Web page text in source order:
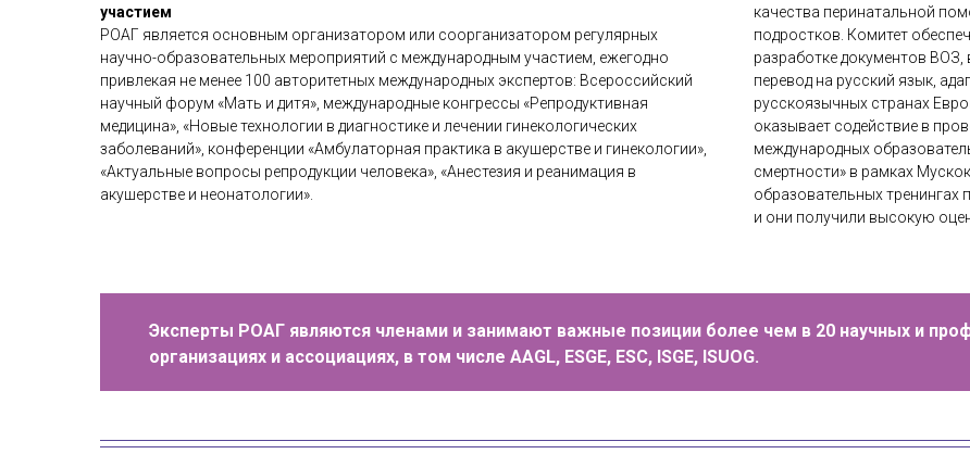
Данные документы были широко представлены на мероприятиях РОАГ, опубликованы в журналах
журнал», «Акушерство и гинекология: новости, мнения, обучение», используются при подготовке
клинических рекомендаций, протоколов.
участием
РОАГ является основным организатором или соорганизатором регулярных
научно-образовательных мероприятий с международным участием, ежегодно
привлекая не менее 100 авторитетных международных экспертов: Всероссийский
научный форум «Мать и дитя», международные конгрессы «Репродуктивная
медицина», «Новые технологии в диагностике и лечении гинекологических
заболеваний», конференции «Амбулаторная практика в акушерстве и гинекологии»,
«Актуальные вопросы репродукции человека», «Анестезия и реанимация в
акушерстве и неонатологии».
качества перинатальной
подростков. Комитет
разработке документов ВОЗ,
перевод на русский язык,
русскоязычных странах
оказывает содействие в
международных
смертности» в рамках
образовательных тренингах
и они получили высокую
Эксперты РОАГ являются членами и занимают важные позиции более чем в 20 научных и
организациях и ассоциациях, в том числе AAGL, ESGE, ESC, ISGE, ISUOG.